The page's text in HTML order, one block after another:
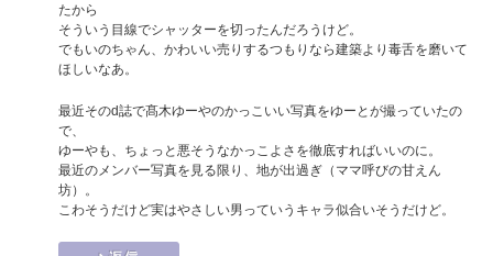
たから
そういう目線でシャッターを切ったんだろうけど。
でもいのちゃん、かわいい売りするつもりなら建築より毒舌を磨いて
ほしいなあ。
最近そのd誌で髙木ゆーやのかっこいい写真をゆーとが撮っていたの
で、
ゆーやも、ちょっと悪そうなかっこよさを徹底すればいいのに。
最近のメンバー写真を見る限り、地が出過ぎ（ママ呼びの甘えん
坊）。
こわそうだけど実はやさしい男っていうキャラ似合いそうだけど。